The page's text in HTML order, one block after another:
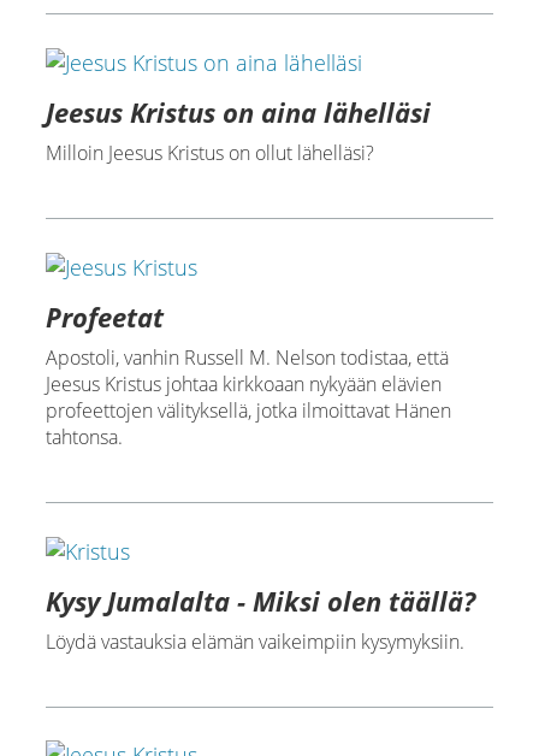
Jeesus Kristus on aina lähelläsi
Milloin Jeesus Kristus on ollut lähelläsi?
Profeetat
Apostoli, vanhin Russell M. Nelson todistaa, että
Jeesus Kristus johtaa kirkkoaan nykyään elävien
profeettojen välityksellä, jotka ilmoittavat Hänen
tahtonsa.
Kysy Jumalalta - Miksi olen täällä?
Löydä vastauksia elämän vaikeimpiin kysymyksiin.